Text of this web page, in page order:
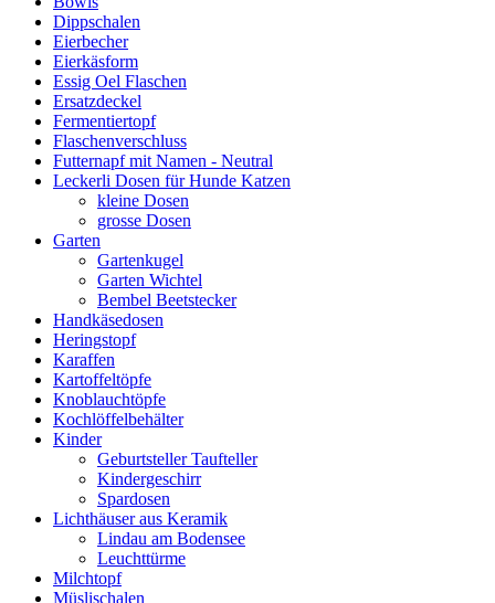
Dippschalen
Eierbecher
Eierkäsform
Essig Oel Flaschen
Ersatzdeckel
Fermentiertopf
Flaschenverschluss
Futternapf mit Namen - Neutral
Leckerli Dosen für Hunde Katzen
kleine Dosen
grosse Dosen
Garten
Gartenkugel
Garten Wichtel
Bembel Beetstecker
Handkäsedosen
Heringstopf
Karaffen
Kartoffeltöpfe
Knoblauchtöpfe
Kochlöffelbehälter
Kinder
Geburtsteller Taufteller
Kindergeschirr
Spardosen
Lichthäuser aus Keramik
Lindau am Bodensee
Leuchttürme
Milchtopf
Müslischalen